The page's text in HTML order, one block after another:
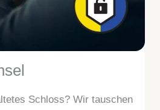
Schloss? Wir tauschen